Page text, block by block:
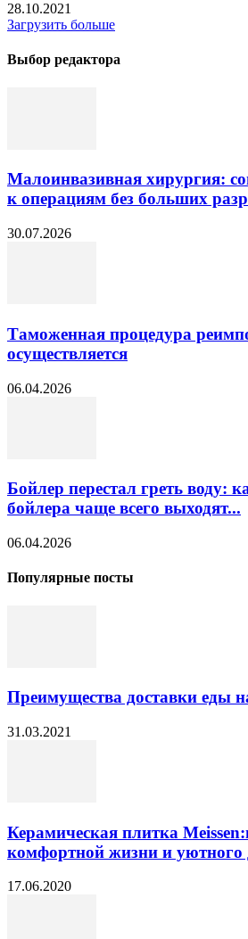
28.10.2021
Загрузить больше
Выбор редактора
Малоинвазивная хирургия:
к операциям без больших
30.07.2026
Таможенная процедура
осуществляется
06.04.2026
Бойлер перестал греть воду:
бойлера чаще всего выходят...
06.04.2026
Популярные посты
Преимущества доставки еды
31.03.2021
Керамическая плитка
комфортной жизни и уютного
17.06.2020